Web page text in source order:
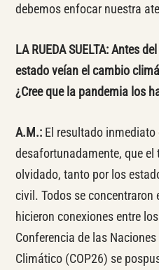
debemos enfocar nuestra
LA RUEDA SUELTA: Antes
estado veían el cambio
¿Cree que la pandemia los
A.M.:El resultado inmediato
desafortunadamente, que
olvidado, tanto por los
civil. Todos se
hicieron conexiones entre
Conferencia de las
Climático (COP26) se